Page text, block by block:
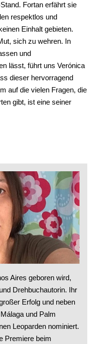
Fortan erfährt sie
respektlos und
Einhalt gebieten.
sich zu wehren. In
und
lässt, führt uns Verónica
dieser hervorragend
auf die vielen Fragen, die
gibt, ist eine seiner
Aires geboren wird,
Drehbuchautorin. Ihr
Erfolg und neben
und Palm
Leoparden nominiert.
Premiere beim